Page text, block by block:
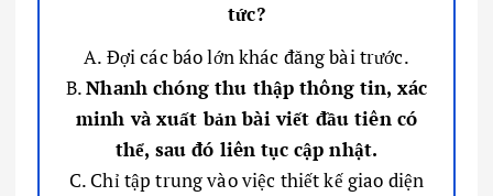
tức?
A. Đợi các báo lớn khác đăng bài trước.
B.Nhanh chóng thu thập thông tin, xác
minh và xuất bản bài viết đầu tiên có
thể, sau đó liên tục cập nhật.
C. Chỉ tập trung vào việc thiết kế giao diện